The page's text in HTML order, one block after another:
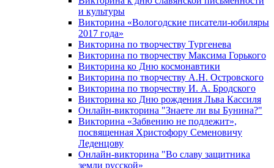
и культуры
Викторина «Вологодские писатели-юбиляры
2017 года»
Викторина по творчеству Тургенева
Викторина по творчеству Максима Горького
Викторина ко Дню космонавтики
Викторина по творчеству А.Н. Островского
Викторина по творчеству И. А. Бродского
Викторина ко Дню рождения Льва Кассиля
Онлайн-викторина "Знаете ли вы Бунина?"
Викторина «Забвению не подлежит»,
посвященная Христофору Семеновичу
Леденцову
Онлайн-викторина "Во славу защитника
земли русской»